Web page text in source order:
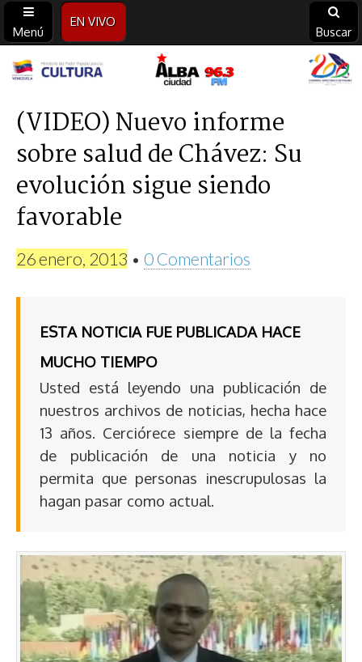
Menú
EN VIVO
Buscar
Alba
Ciudad
96.3
FM
(VIDEO) Nuevo informe
sobre salud de Chávez: Su
evolución sigue siendo
favorable
26 enero, 2013 • 0 Comentarios
ESTA NOTICIA FUE PUBLICADA HACE
MUCHO TIEMPO
Usted está leyendo una publicación de
nuestros archivos de noticias, hecha hace
13 años. Cerciórece siempre de la fecha
de publicación de una noticia y no
permita que personas inescrupulosas la
hagan pasar como actual.